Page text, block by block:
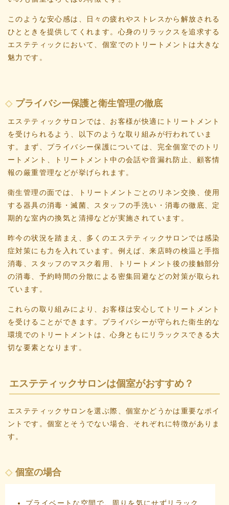
このような安心感は、日々の疲れやストレスから解放される
ひとときを提供してくれます。心身のリラックスを追求する
エステティックにおいて、個室でのトリートメントは大きな
魅力です。
プライバシー保護と衛生管理の徹底
エステティックサロンでは、お客様が快適にトリートメント
を受けられるよう、以下のような取り組みが行われていま
す。まず、プライバシー保護については、完全個室でのトリ
ートメント、トリートメント中の会話や音漏れ防止、顧客情
報の厳重管理などが挙げられます。
衛生管理の面では、トリートメントごとのリネン交換、使用
する器具の消毒・滅菌、スタッフの手洗い・消毒の徹底、定
期的な室内の換気と清掃などが実施されています。
昨今の状況を踏まえ、多くのエステティックサロンでは感染
症対策にも力を入れています。例えば、来店時の検温と手指
消毒、スタッフのマスク着用、トリートメント後の接触部分
の消毒、予約時間の分散による密集回避などの対策が取られ
ています。
これらの取り組みにより、お客様は安心してトリートメント
を受けることができます。プライバシーが守られた衛生的な
環境でのトリートメントは、心身ともにリラックスできる大
切な要素となります。
エステティックサロンは個室がおすすめ？
エステティックサロンを選ぶ際、個室かどうかは重要なポイ
ントです。個室とそうでない場合、それぞれに特徴がありま
す。
個室の場合
プライベートな空間で、周りを気にせずリラック